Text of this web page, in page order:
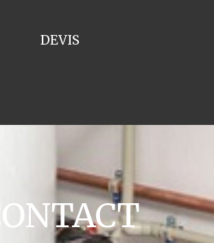
DEVIS
CONTACT